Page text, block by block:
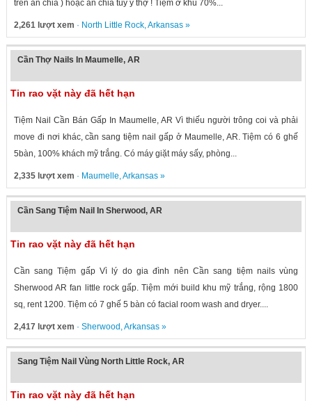
trên ăn chia ) hoặc ăn chia tùy ý thợ ! Tiệm ở khu 70%...
2,261 lượt xem · North Little Rock,Arkansas»
Cần Thợ Nails In Maumelle, AR
Tin rao vặt này đã hết hạn
Tiệm Nail Cần Bán Gấp In Maumelle, AR Vì thiếu người trông coi và phải
move đi nơi khác, cần sang tiệm nail gấp ở Maumelle, AR. Tiệm có 6 ghế
5bàn, 100% khách mỹ trắng. Có máy giặt máy sấy, phòng...
2,335 lượt xem · Maumelle,Arkansas»
Cần Sang Tiệm Nail In Sherwood, AR
Tin rao vặt này đã hết hạn
Cần sang Tiệm gấp Vì lý do gia đình nên Cần sang tiệm nails vùng
Sherwood AR fan little rock gấp. Tiệm mới build khu mỹ trắng, rộng 1800
sq, rent 1200. Tiệm có 7 ghế 5 bàn có facial room wash and dryer....
2,417 lượt xem · Sherwood ,Arkansas»
Sang Tiệm Nail Vùng North Little Rock, AR
Tin rao vặt này đã hết hạn